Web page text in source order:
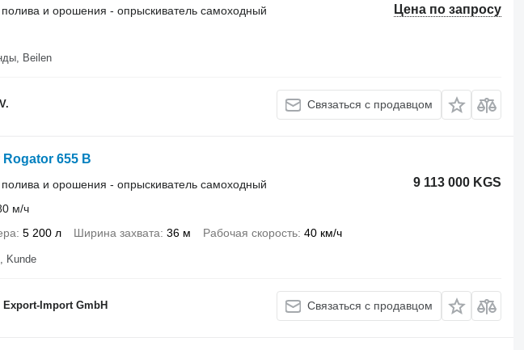
Цена по запросу
и орошения - опрыскиватель самоходный
Beilen
Связаться с продавцом
655 B
9 113 000 KGS
и орошения - опрыскиватель самоходный
м/ч
5 200 л Ширина захвата 36 м Рабочая скорость 40 км/ч
Kunde
Export-Import GmbH Связаться с продавцом